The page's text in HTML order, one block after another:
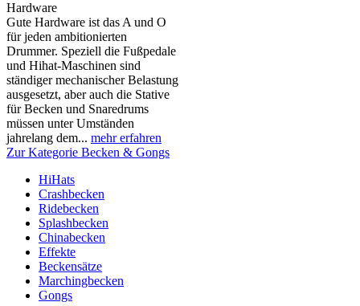
Hardware
Gute Hardware ist das A und O
für jeden ambitionierten
Drummer. Speziell die Fußpedale
und Hihat-Maschinen sind
ständiger mechanischer Belastung
ausgesetzt, aber auch die Stative
für Becken und Snaredrums
müssen unter Umständen
jahrelang dem... mehr erfahren
Zur Kategorie Becken & Gongs
HiHats
Crashbecken
Ridebecken
Splashbecken
Chinabecken
Effekte
Beckensätze
Marchingbecken
Gongs